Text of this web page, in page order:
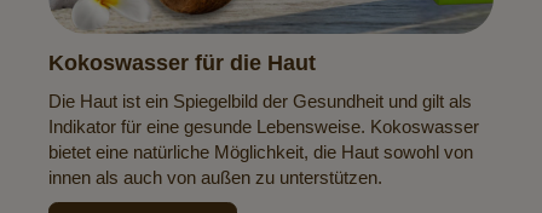
Kokoswasser für die Haut
Die Haut ist ein Spiegelbild der Gesundheit und gilt als
Indikator für eine gesunde Lebensweise. Kokoswasser
bietet eine natürliche Möglichkeit, die Haut sowohl von
innen als auch von außen zu unterstützen.